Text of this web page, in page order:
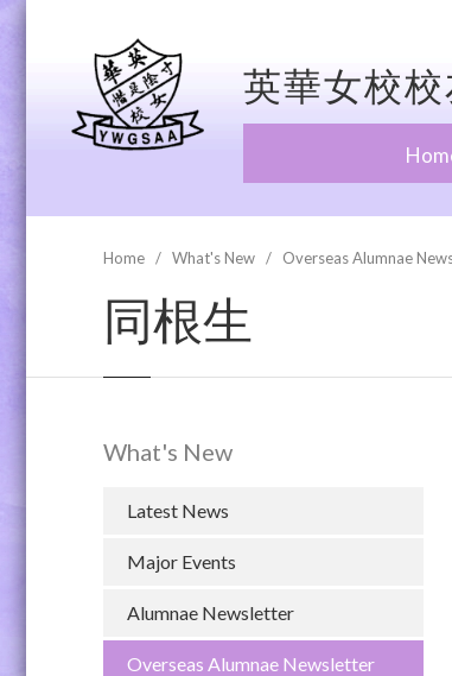
英華女校
Home What's New Overseas Alumnae
同根生
What's New
Latest News
Major Events
Alumnae Newsletter
Overseas Alumnae Newsletter